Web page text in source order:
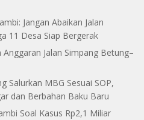
Jangan Abaikan Jalan
11 Desa Siap Bergerak
Jalan Simpang Betung–
Salurkan MBG Sesuai SOP,
dan Berbahan Baku Baru
Soal Kasus Rp2,1 Miliar